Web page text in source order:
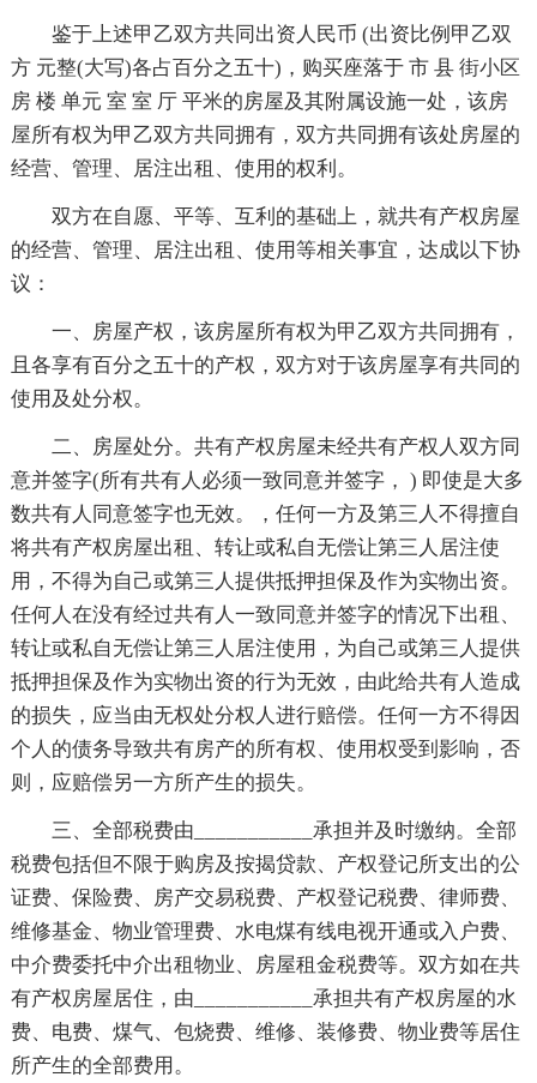
鉴于上述甲乙双方共同出资人民币 (出资比例甲乙双
方 元整(大写)各占百分之五十)，购买座落于 市 县 街小区
房 楼 单元 室 室 厅 平米的房屋及其附属设施一处，该房
屋所有权为甲乙双方共同拥有，双方共同拥有该处房屋的
经营、管理、居注出租、使用的权利。
双方在自愿、平等、互利的基础上，就共有产权房屋
的经营、管理、居注出租、使用等相关事宜，达成以下协
议：
一、房屋产权，该房屋所有权为甲乙双方共同拥有，
且各享有百分之五十的产权，双方对于该房屋享有共同的
使用及处分权。
二、房屋处分。共有产权房屋未经共有产权人双方同
意并签字(所有共有人必须一致同意并签字， ) 即使是大多
数共有人同意签字也无效。，任何一方及第三人不得擅自
将共有产权房屋出租、转让或私自无偿让第三人居注使
用，不得为自己或第三人提供抵押担保及作为实物出资。
任何人在没有经过共有人一致同意并签字的情况下出租、
转让或私自无偿让第三人居注使用，为自己或第三人提供
抵押担保及作为实物出资的行为无效，由此给共有人造成
的损失，应当由无权处分权人进行赔偿。任何一方不得因
个人的债务导致共有房产的所有权、使用权受到影响，否
则，应赔偿另一方所产生的损失。
三、全部税费由___________承担并及时缴纳。全部
税费包括但不限于购房及按揭贷款、产权登记所支出的公
证费、保险费、房产交易税费、产权登记税费、律师费、
维修基金、物业管理费、水电煤有线电视开通或入户费、
中介费委托中介出租物业、房屋租金税费等。双方如在共
有产权房屋居住，由___________承担共有产权房屋的水
费、电费、煤气、包烧费、维修、装修费、物业费等居住
所产生的全部费用。